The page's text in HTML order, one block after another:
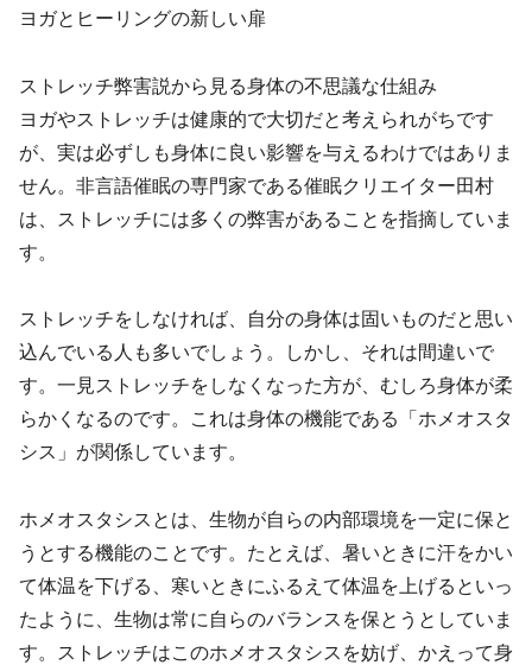
ヨガとヒーリングの新しい扉
ストレッチ弊害説から見る身体の不思議な仕組み
ヨガやストレッチは健康的で大切だと考えられがちです
が、実は必ずしも身体に良い影響を与えるわけではありま
せん。非言語催眠の専門家である催眠クリエイター田村
は、ストレッチには多くの弊害があることを指摘していま
す。
ストレッチをしなければ、自分の身体は固いものだと思い
込んでいる人も多いでしょう。しかし、それは間違いで
す。一見ストレッチをしなくなった方が、むしろ身体が柔
らかくなるのです。これは身体の機能である「ホメオスタ
シス」が関係しています。
ホメオスタシスとは、生物が自らの内部環境を一定に保と
うとする機能のことです。たとえば、暑いときに汗をかい
て体温を下げる、寒いときにふるえて体温を上げるといっ
たように、生物は常に自らのバランスを保とうとしていま
す。ストレッチはこのホメオスタシスを妨げ、かえって身